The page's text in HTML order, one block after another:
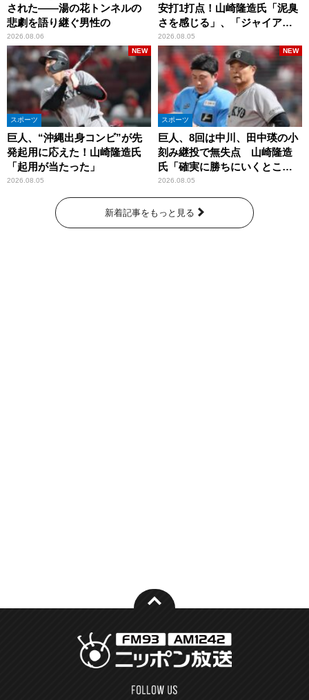
された――湯の花トンネルの
悲劇を語り継ぐ男性の
2026.08.06
安打1打点！山崎隆造氏「泥臭
さを感じる」、「ジャイアン
ツには少ないタイプ」
2026.08.05
スポーツ
巨人、“沖縄出身コンビ”が先
発起用に応えた！山崎隆造氏
「起用が当たった」
2026.08.05
NEW
スポーツ
巨人、8回は中川、田中瑛の小
刻み継投で無失点 山崎隆造
氏「確実に勝ちにいくとこ
ろ」
2026.08.05
NEW
新着記事をもっと見る